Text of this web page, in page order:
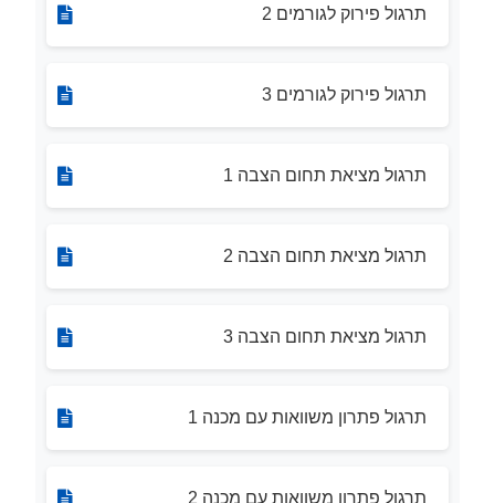
תרגול פירוק לגורמים 2
תרגול פירוק לגורמים 3
תרגול מציאת תחום הצבה 1
תרגול מציאת תחום הצבה 2
תרגול מציאת תחום הצבה 3
תרגול פתרון משוואות עם מכנה 1
תרגול פתרון משוואות עם מכנה 2